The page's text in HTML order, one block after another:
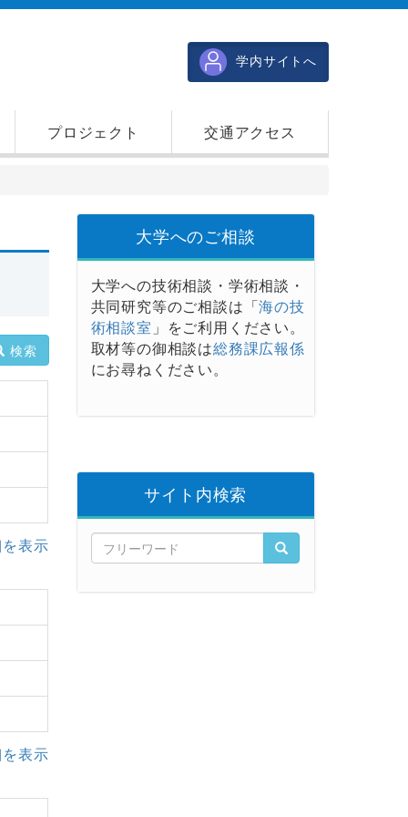
学内サイトへ
プロジェクト 交通アクセス
検索
表示
表示
大学へのご相談
大学への技術相談・学術相談・
共同研究等のご相談は「海の技
術相談室 」をご利用ください。
取材等の御相談は総務課広報係
にお尋ねください。
サイト内検索